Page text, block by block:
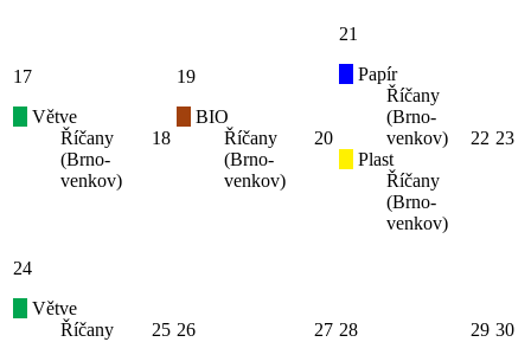
17
Větve
Říčany
(Brno-
venkov)
18
19
BIO
Říčany
(Brno-
venkov)
20
21
Papír
Říčany
(Brno-
venkov)
Plast
Říčany
(Brno-
venkov)
22 23
24
Větve
Říčany
25 26 27 28 29 30